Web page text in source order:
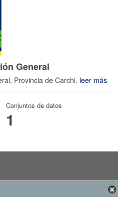
General
Provincia de Carchi. leer más
Conjuntos de datos
1